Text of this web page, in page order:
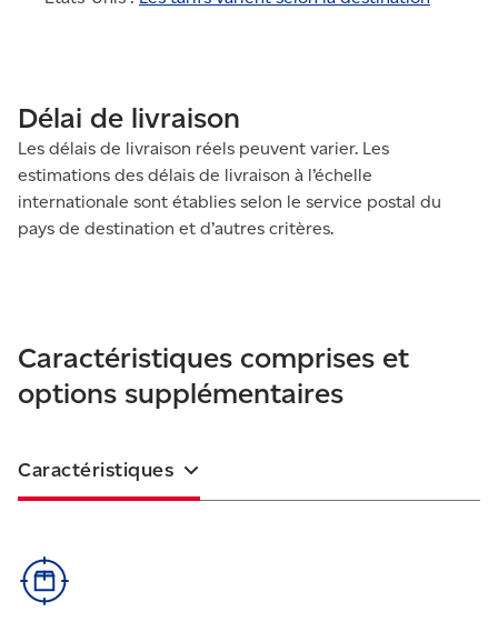
Délai de livraison
Les délais de livraison réels peuvent varier. Les
estimations des délais de livraison à l’échelle
internationale sont établies selon le service postal du
pays de destination et d’autres critères.
Caractéristiques comprises et
options supplémentaires
Caractéristiques